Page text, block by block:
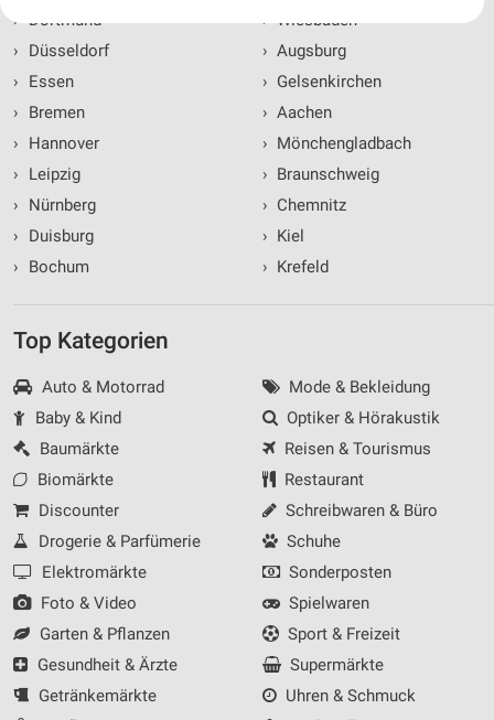
› Dortmund
›
Düsseldorf
›
Essen
›
Bremen
›
Hannover
›
Leipzig
›
Nürnberg
›
Duisburg
›
Bochum
› Wiesbaden
› Augsburg
› Gelsenkirchen
› Aachen
› Mönchengladbach
› Braunschweig
› Chemnitz
› Kiel
› Krefeld
Top Kategorien
Auto & Motorrad
Baby & Kind
Baumärkte
Biomärkte
Discounter
Drogerie & Parfümerie
Elektromärkte
Foto & Video
Garten & Pflanzen
Gesundheit & Ärzte
Getränkemärkte
Mode & Bekleidung
Optiker & Hörakustik
Reisen & Tourismus
Restaurant
Schreibwaren & Büro
Schuhe
Sonderposten
Spielwaren
Sport & Freizeit
Supermärkte
Uhren & Schmuck
Website/App.
Partnerliste anzeigen (1 IAB-Anbieter)
Wir nutzen Ihre Daten für folgende Zwecke:
IAB-Verarbeitungszwecke:
Speichern von oder Zugriff auf Informationen
auf einem Endgerät
Verwendung reduzierter Daten zur Auswahl von
Werbeanzeigen
Erstellung von Profilen für personalisierte
Verwendung von Profilen zur Auswahl
personalisierter Werbung
von Inhalten
personalisierter Inhalte
Messung der Werbeleistung
Messung der Performance von Inhalten
Kombinationen von Daten aus verschiedenen
Quellen
Entwicklung und Verbesserung der Angebote